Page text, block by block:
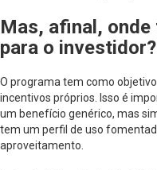
Mas, afinal,
para o investidor?
O programa tem como
incentivos próprios. Isso é
um benefício genérico, mas
tem um perfil de uso
aproveitamento.